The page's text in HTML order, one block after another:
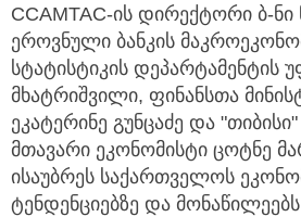
CCAMTAC-ის დირექტორი ბ-
ეროვნული ბანკის
სტატისტიკის დეპარტამენტის
მხატრიშვილი, ფინანსთა
ეკატერინე გუნცაძე და
მთავარი ეკონომისტი ცოტნე
ისაუბრეს საქართველოს
ტენდენციებზე და